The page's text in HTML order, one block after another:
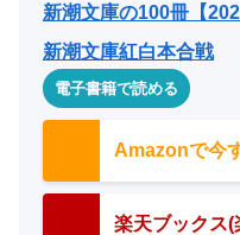
新潮文庫の100冊【
新潮文庫紅白本合戦
電子書籍で読める
Amazonで今
楽天ブックス